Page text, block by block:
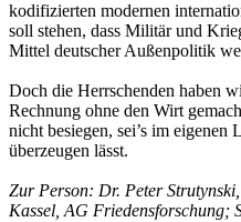
kodifizierten modernen
soll stehen, dass Militär und
Mittel deutscher Außenpolitik
Doch die Herrschenden haben
Rechnung ohne den Wirt
nicht besiegen, sei’s im
überzeugen lässt.
Zur Person: Dr. Peter
Kassel, AG Friedensforschung;